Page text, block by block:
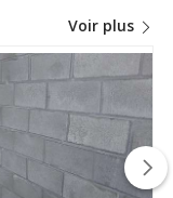
Voir plus